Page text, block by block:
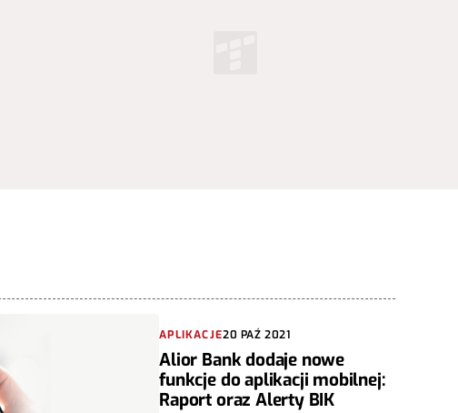
APLIKACJE20 PAŹ 2021
Alior Bank dodaje nowe
funkcje do aplikacji mobilnej:
Raport oraz Alerty BIK